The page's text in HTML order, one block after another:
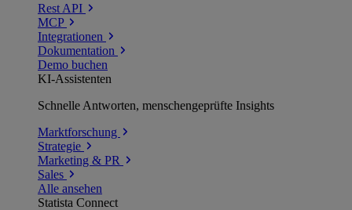
Rest API
MCP
Integrationen
Dokumentation
Demo buchen
KI-Assistenten
Schnelle Antworten, menschengeprüfte Insights
Marktforschung
Strategie
Marketing & PR
Sales
Alle ansehen
Statista Connect